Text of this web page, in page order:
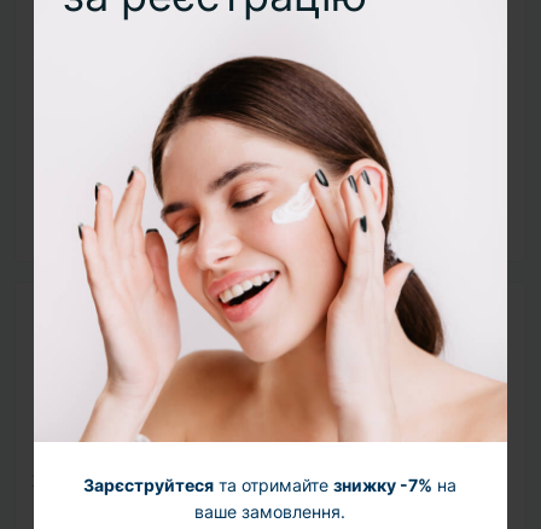
Зарєструйтеся та отримайтезнижку -7% на
ваше замовлення.
Аденозин
— стимулює синтез колагену та
— вирівнює тон, зменшує
— підтримує пружність та
еластичність
Кераміди +сквалан— захищають шкірний
бар'єр
Спосіб використання
Перед використанням крему розподіліть
достатню кількість сироватки по обличчю та
Виконайте притискаючі рухи для кращої